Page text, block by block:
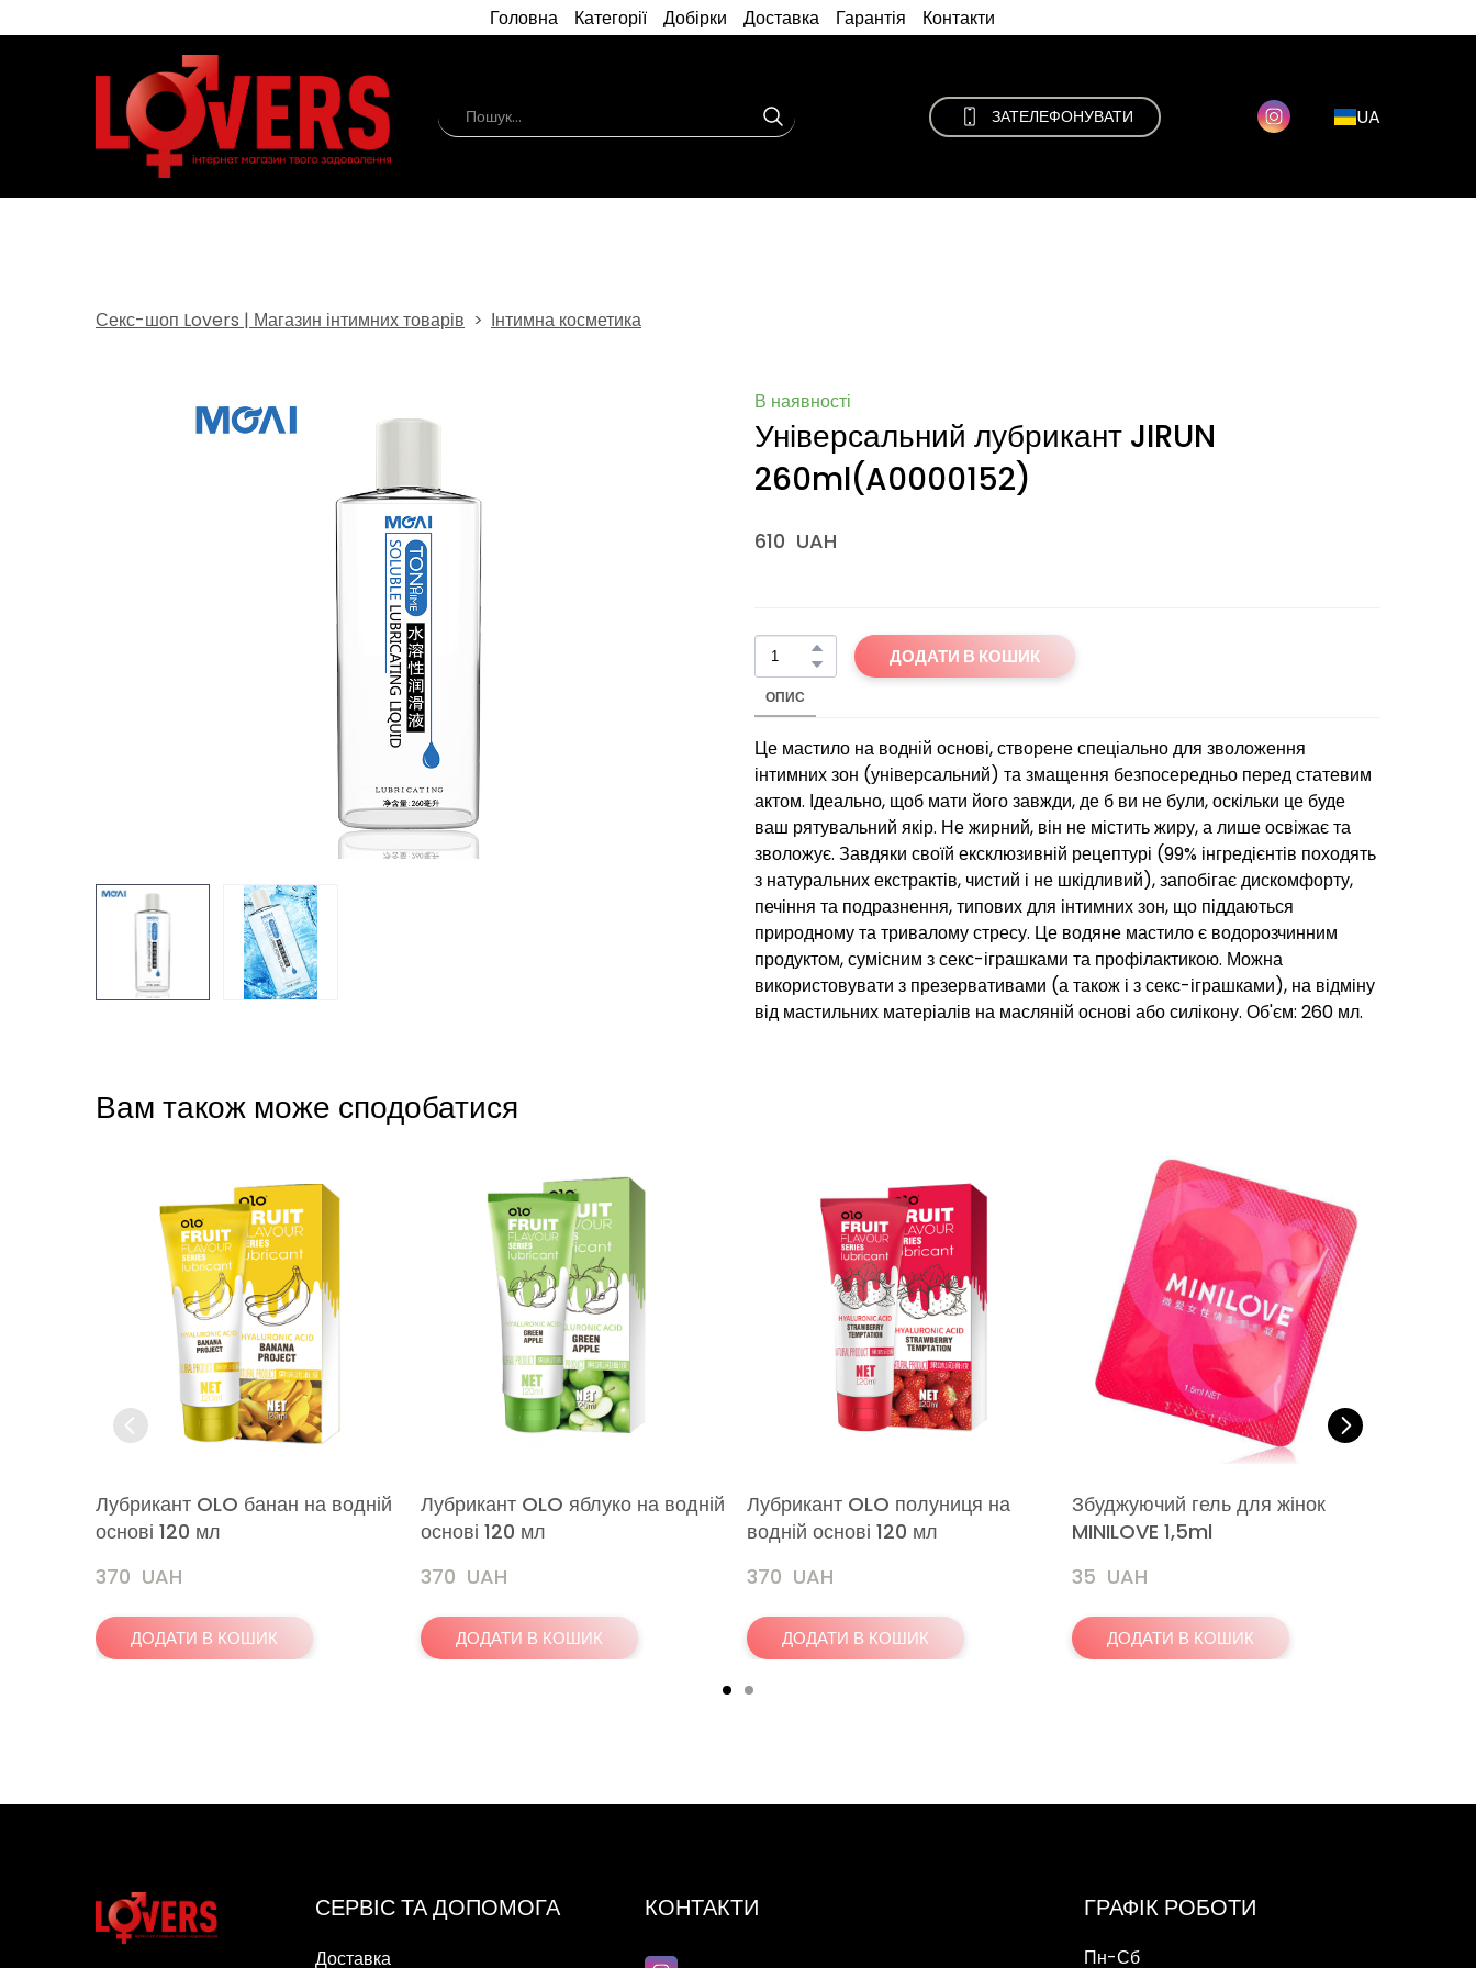
Головна Категорії Добірки Доставка Гарантія Контакти
ЗАТЕЛЕФОНУВАТИ UA
Секс-шоп Lovers | Магазин інтимних товарів Інтимна косметика
В наявності
Універсальний лубрикант JIRUN
260ml(A0000152)
610  UAH
ДОДАТИ В КОШИК
ОПИС
Це мастило на водній основі, створене спеціально для зволоження
інтимних зон (універсальний) та змащення безпосередньо перед статевим
актом. Ідеально, щоб мати його завжди, де б ви не були, оскільки це буде
ваш рятувальний якір. Не жирний, він не містить жиру, а лише освіжає та
зволожує. Завдяки своїй ексклюзивній рецептурі (99% інгредієнтів походять
з натуральних екстрактів, чистий і не шкідливий), запобігає дискомфорту,
печіння та подразнення, типових для інтимних зон, що піддаються
природному та тривалому стресу. Це водяне мастило є водорозчинним
продуктом, сумісним з секс-іграшками та профілактикою. Можна
використовувати з презервативами (а також і з секс-іграшками), на відміну
від мастильних матеріалів на масляній основі або силікону. Об'єм: 260 мл.
Вам також може сподобатися
Лубрикант OLO банан на водній
основі 120 мл
370  UAH
ДОДАТИ В КОШИК
Лубрикант OLO яблуко на водній
основі 120 мл
370  UAH
ДОДАТИ В КОШИК
Лубрикант OLO полуниця на
водній основі 120 мл
370  UAH
ДОДАТИ В КОШИК
Збуджуючий гель для жінок
MINILOVE 1,5ml
35  UAH
ДОДАТИ В КОШИК
СЕРВІС ТА ДОПОМОГА
Доставка
КОНТАКТИ ГРАФІК РОБОТИ
Пн-Сб